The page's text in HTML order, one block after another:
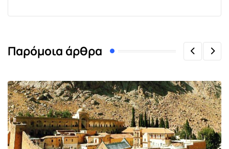
Παρόμοια άρθρα